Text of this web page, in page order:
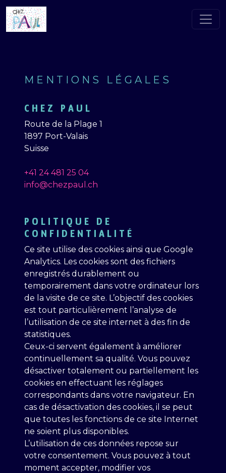
MENTIONS LÉGALES
CHEZ PAUL
Route de la Plage 1
1897 Port-Valais
Suisse
+41 24 481 25 04
info@chezpaul.ch
POLITIQUE DE
CONFIDENTIALITÉ
Ce site utilise des cookies ainsi que Google
Analytics. Les cookies sont des fichiers
enregistrés durablement ou
temporairement dans votre ordinateur lors
de la visite de ce site. L’objectif des cookies
est tout particulièrement l’analyse de
l’utilisation de ce site internet à des fin de
statistiques.
Ceux-ci servent également à améliorer
continuellement sa qualité. Vous pouvez
désactiver totalement ou partiellement les
cookies en effectuant les réglages
correspondants dans votre navigateur. En
cas de désactivation des cookies, il se peut
que toutes les fonctions de ce site Internet
ne soient plus disponibles.
L’utilisation de ces données repose sur
votre consentement. Vous pouvez à tout
moment accepter, modifier vos